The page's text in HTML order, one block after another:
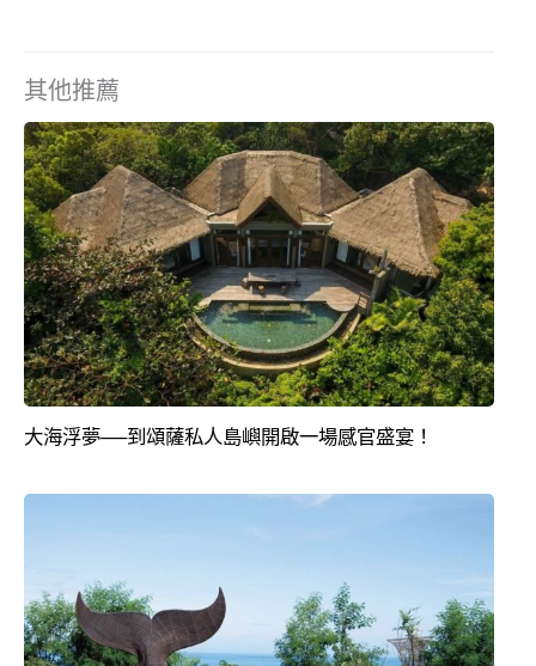
其他推薦
大海浮夢──到頌薩私人島嶼開啟一場感官盛宴！